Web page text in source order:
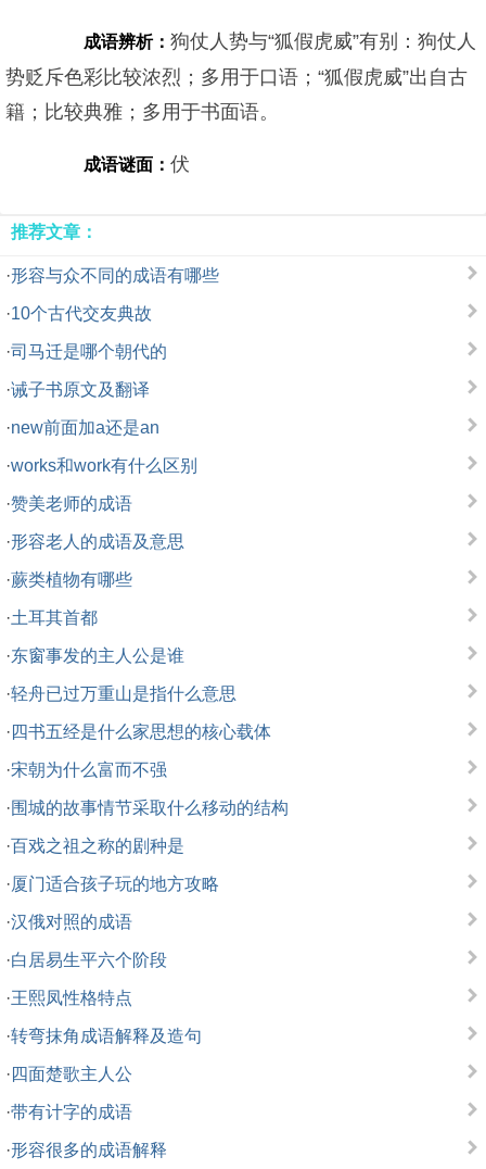
成语辨析： 狗仗人势与“狐假虎威”有别：狗仗人
势贬斥色彩比较浓烈；多用于口语；“狐假虎威”出自古
籍；比较典雅；多用于书面语。
成语谜面： 伏
推荐文章：
·形容与众不同的成语有哪些
·10个古代交友典故
·司马迁是哪个朝代的
·诫子书原文及翻译
·new前面加a还是an
·works和work有什么区别
·赞美老师的成语
·形容老人的成语及意思
·蕨类植物有哪些
·土耳其首都
·东窗事发的主人公是谁
·轻舟已过万重山是指什么意思
· 四书五经是什么家思想的核心载体
·宋朝为什么富而不强
·围城的故事情节采取什么移动的结构
·百戏之祖之称的剧种是
·厦门适合孩子玩的地方攻略
·汉俄对照的成语
·白居易生平六个阶段
·王熙凤性格特点
·转弯抹角成语解释及造句
· 四面楚歌主人公
·带有计字的成语
·形容很多的成语解释